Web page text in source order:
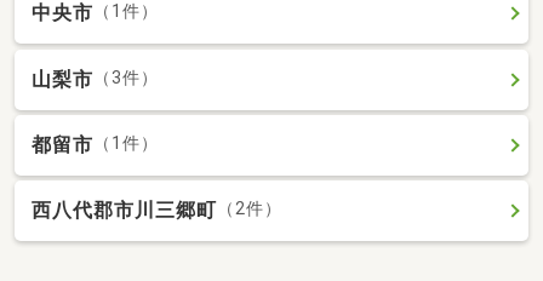
中央市 （1件）
山梨市 （3件）
都留市 （1件）
西八代郡市川三郷町 （2件）